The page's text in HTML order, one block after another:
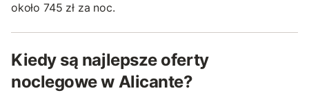
około 745 zł za noc.
Kiedy są najlepsze oferty
noclegowe w Alicante?